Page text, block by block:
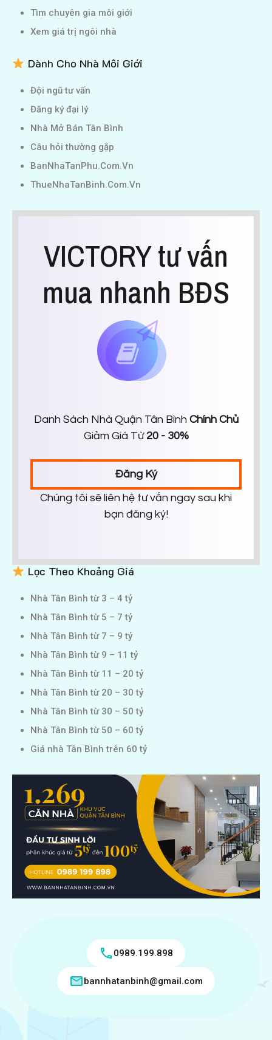
Tìm chuyên gia môi giới
Xem giá trị ngôi nhà
Dành Cho Nhà Môi Giới
Đội ngũ tư vấn
Đăng ký đại lý
Nhà Mở Bán Tân Bình
Câu hỏi thường gặp
BanNhaTanPhu.Com.Vn
ThueNhaTanBinh.Com.Vn
VICTORY tư vấn
mua nhanh BĐS
Danh Sách Nhà Quận Tân Bình Chính Chủ
Giảm Giá Từ 20 - 30%
Đăng Ký
Chúng tôi sẽ liên hệ tư vấn ngay sau khi
bạn đăng ký!
Lọc Theo Khoảng Giá
Nhà Tân Bình từ 3 – 4 tỷ
Nhà Tân Bình từ 5 – 7 tỷ
Nhà Tân Bình từ 7 – 9 tỷ
Nhà Tân Bình từ 9 – 11 tỷ
Nhà Tân Bình từ 11 – 20 tỷ
Nhà Tân Bình từ 20 – 30 tỷ
Nhà Tân Bình từ 30 – 50 tỷ
Nhà Tân Bình từ 50 – 60 tỷ
Giá nhà Tân Bình trên 60 tỷ
0989.199.898
bannhatanbinh@gmail.com